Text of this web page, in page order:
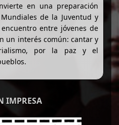
en una preparación
de la Juventud y
entre jóvenes de
un interés común: cantar y
por la paz y el
IMPRESA